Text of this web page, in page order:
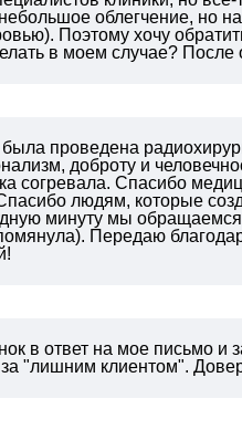
облегчение, но
Поэтому хочу
в моем случае?
проведена
доброту и
согревала. Спасибо
людям, которые
минуту мы
Передаю
в ответ на мое письмо и
"лишним клиентом".